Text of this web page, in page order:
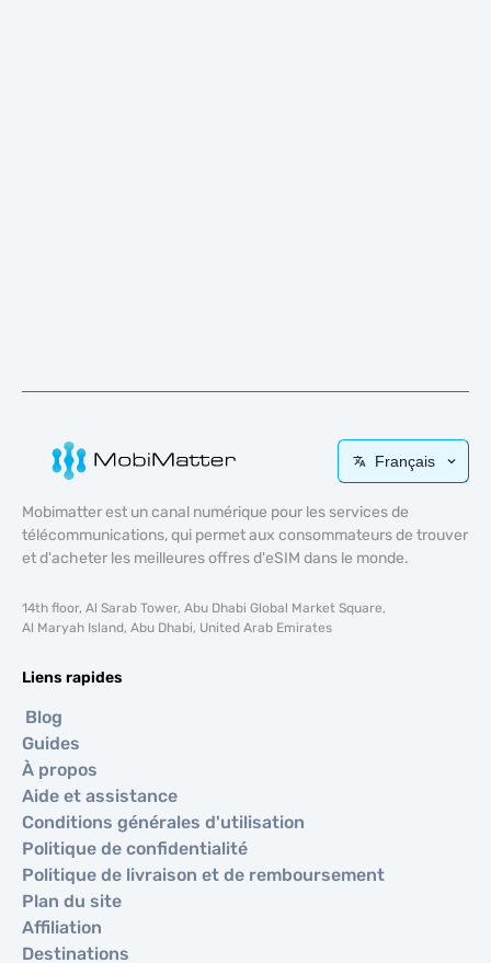
Français
Mobimatter est un canal numérique pour les services de
télécommunications, qui permet aux consommateurs de trouver
et d'acheter les meilleures offres d'eSIM dans le monde.
14th floor, Al Sarab Tower, Abu Dhabi Global Market Square,
Al Maryah Island, Abu Dhabi, United Arab Emirates
Liens rapides
Blog
Guides
À propos
Aide et assistance
Conditions générales d'utilisation
Politique de confidentialité
Politique de livraison et de remboursement
Plan du site
Affiliation
Destinations